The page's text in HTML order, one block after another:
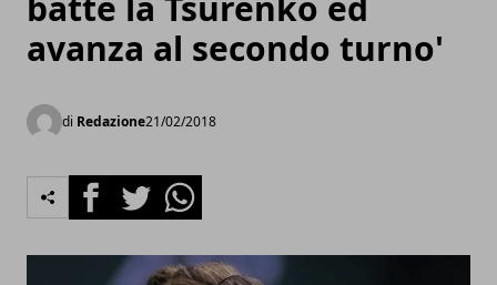
avanza al secondo turno'
di Redazione21/02/2018
FacebookTwitterWhatsapp